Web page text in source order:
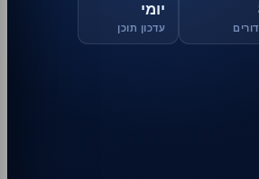
יומי
עדכון תוכן